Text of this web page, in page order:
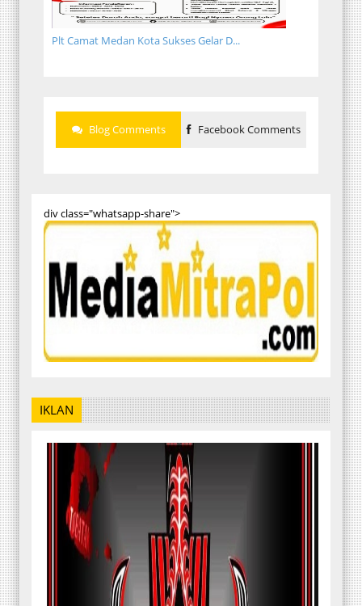
Plt Camat Medan Kota Sukses Gelar D...
Blog Comments Facebook Comments
div class="whatsapp-share">
IKLAN